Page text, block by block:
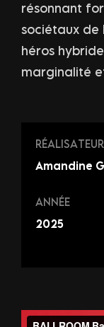
résonnant
sociétaux de
héros
marginalité
Amandine
ANNÉE
2025